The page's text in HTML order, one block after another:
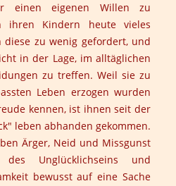
einen eigenen Willen zu
ihren Kindern heute vieles
zu wenig gefordert, und
in der Lage, im alltäglichen
zu treffen. Weil sie zu
Leben erzogen wurden
kennen, ist ihnen seit der
leben abhanden gekommen.
Ärger, Neid und Missgunst
Unglücklichseins und
bewusst auf eine Sache